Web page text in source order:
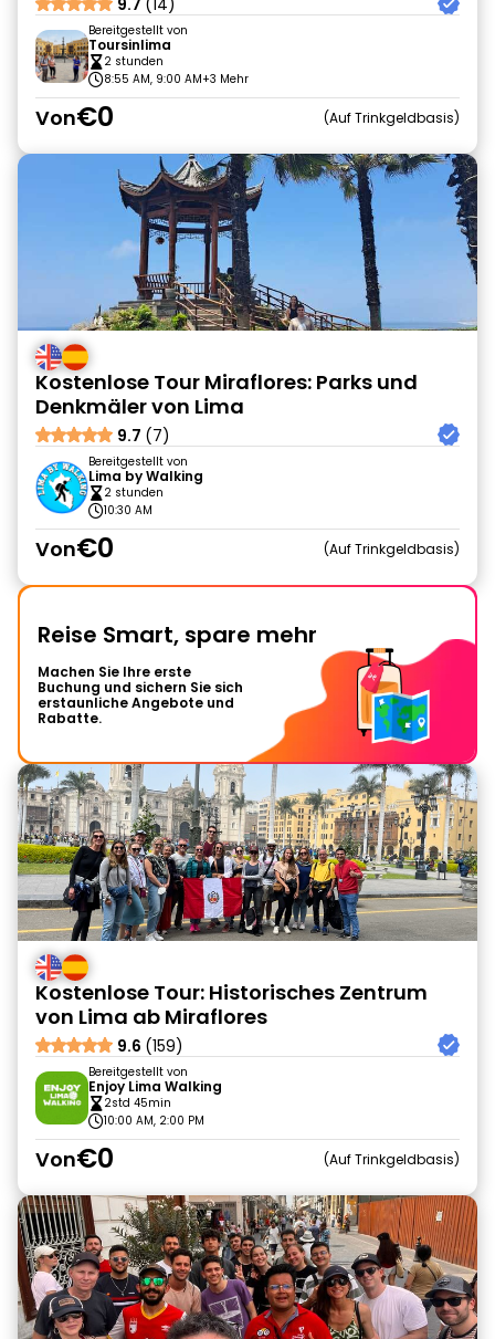
9.7 (14)
Bereitgestellt von
Toursinlima
2 stunden
8:55 AM, 9:00 AM+3 Mehr
Von€0 Auf Trinkgeldbasis
Kostenlose Tour Miraflores: Parks und
Denkmäler von Lima
9.7 (7)
Bereitgestellt von
Lima by Walking
2 stunden
10:30 AM
Von€0 Auf Trinkgeldbasis
Reise Smart, spare mehr
Machen Sie Ihre erste
Buchung und sichern Sie sich
erstaunliche Angebote und
Rabatte.
Kostenlose Tour: Historisches Zentrum
von Lima ab Miraflores
9.6 (159)
Bereitgestellt von
Enjoy Lima Walking
2std 45min
10:00 AM, 2:00 PM
Von€0 Auf Trinkgeldbasis